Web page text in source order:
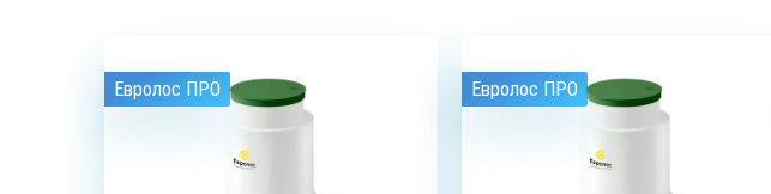
Евролос ПРО Евролос ПРО